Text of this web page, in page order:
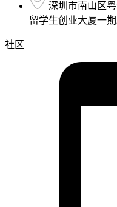
深圳市南山区
留学生创业大厦一期
社区